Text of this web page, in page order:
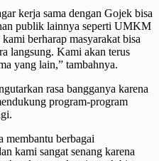
kerja sama dengan Gojek bisa
publik lainnya seperti UMKM
berharap masyarakat bisa
langsung. Kami akan terus
yang lain,” tambahnya.
rasa bangganya karena
program-program
berbagai
kami sangat senang karena